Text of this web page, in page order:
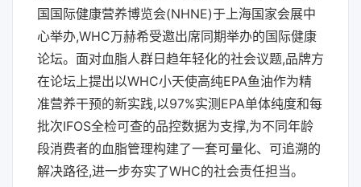
国国际健康营养博览会(NHNE)于上海国家会展中
心举办,WHC万赫希受邀出席同期举办的国际健康
论坛。面对血脂人群日趋年轻化的社会议题,品牌方
在论坛上提出以WHC小天使高纯EPA鱼油作为精
准营养干预的新实践,以97%实测EPA单体纯度和每
批次IFOS全检可查的品控数据为支撑,为不同年龄
段消费者的血脂管理构建了一套可量化、可追溯的
解决路径,进一步夯实了WHC的社会责任担当。